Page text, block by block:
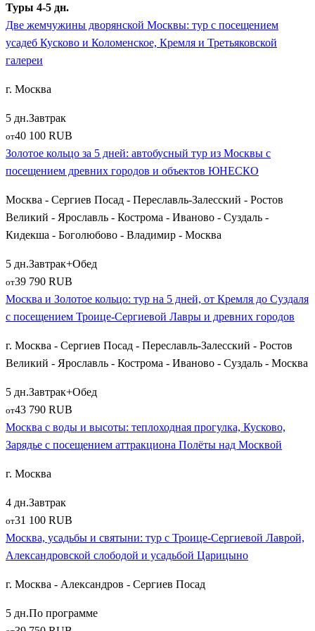
это образец провинциального гостеприимства с его
единственным в мире Музеем Мыши, старинными
ремесленными мастерскими и атмосферой купеческого
городка XIX века. По пути к ним часто посещают старинный
Великие сопредельные регионы: Псков, Новгород
и Тверские земли
кольцу комбинируются с путешествиями в другие
исторические регионы России. Настоящим открытием для
туристов становятся туры на древнерусскую северо-западную
Древний
слияния рек Псковы и Великой;
ИсторическиеПушкинские горы— заповедное место,
Александра Сергеевича Пушкина и монастырем, где
находится его могила;
Овеянный легендами
Изборской крепостью и незамерзающими Словенскими
ключами;
СвященныеПечоры, где расположен знаменитый
карстовыми «богом зданными» пещерами.
Не менее востребованы комплексные путевки в легендарный
Великий Новгород
княжеской власти, где на берегу реки Волхов высится
Новгородский Детинец и древний Софийский собор. По пути
с Иверским монастырем и знаменитым Музеем
колоколов, а также курортный город
Туры 4-5 дн.
Две жемчужины дворянской Москвы: тур с посещением
усадеб Кусково и Коломенское, Кремля и Третьяковской
галереи
г. Москва
5 дн.Завтрак
от40 100 RUB
Золотое кольцо за 5 дней: автобусный тур из Москвы с
посещением древних городов и объектов ЮНЕСКО
Москва - Сергиев Посад - Переславль-Залесский - Ростов
Великий - Ярославль - Кострома - Иваново - Суздаль -
Кидекша - Боголюбово - Владимир - Москва
5 дн.Завтрак+Обед
от39 790 RUB
Москва и Золотое кольцо: тур на 5 дней, от Кремля до Суздаля
с посещением Троице-Сергиевой Лавры и древних городов
г. Москва - Сергиев Посад - Переславль-Залесский - Ростов
Великий - Ярославль - Кострома - Иваново - Суздаль - Москва
5 дн.Завтрак+Обед
от43 790 RUB
Москва с воды и высоты: теплоходная прогулка, Кусково,
Зарядье с посещением аттракциона Полёты над Москвой
г. Москва
4 дн.Завтрак
от31 100 RUB
Москва, усадьбы и святыни: тур с Троице-Сергиевой Лаврой,
Александровской слободой и усадьбой Царицыно
г. Москва - Александров - Сергиев Посад
5 дн.По программе